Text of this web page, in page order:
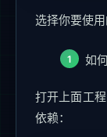
选择你要使用
如
打开上面工
依赖：